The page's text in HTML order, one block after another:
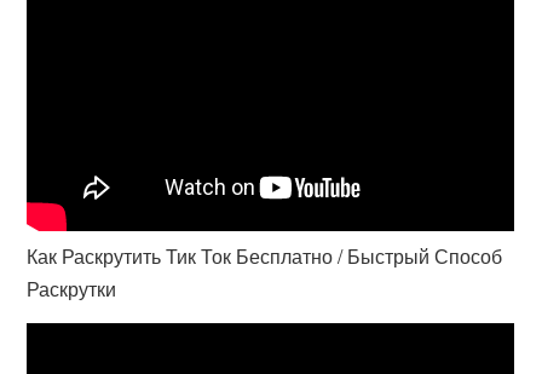
Как Раскрутить Тик Ток Бесплатно / Быстрый Способ
Раскрутки